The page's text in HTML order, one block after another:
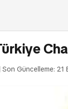
Son Güncelleme: 21